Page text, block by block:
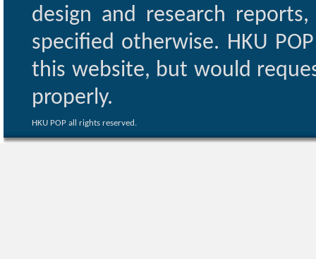
design and research
specified otherwise. HKU
this website, but would
properly.
HKU POP all rights reserved.